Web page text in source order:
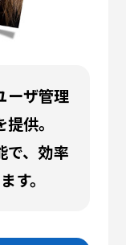
ーザ管理
供。
で、効率
す。